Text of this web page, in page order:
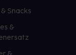
Snacks
&